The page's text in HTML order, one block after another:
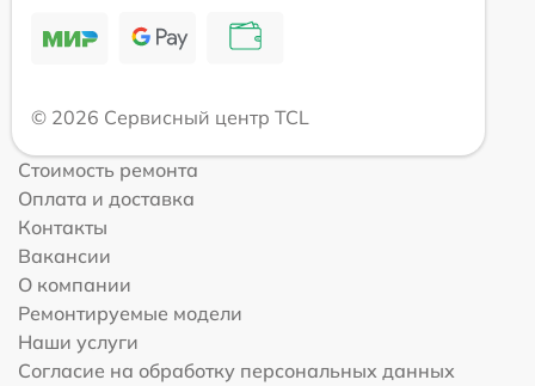
© 2026 Сервисный центр TCL
Стоимость ремонта
Оплата и доставка
Контакты
Вакансии
О компании
Ремонтируемые модели
Наши услуги
Согласие на обработку персональных данных